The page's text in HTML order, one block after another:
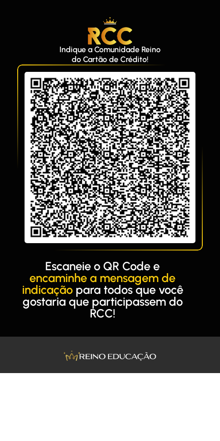
Escaneie o QR Code e
encaminhe a mensagem de
indicaçãopara todos que você
gostaria que participassem do
RCC!
Indique a Comunidade Reino
do Cartão de Crédito!